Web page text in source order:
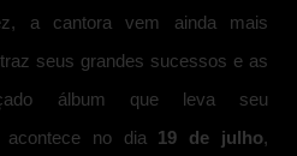
a cantora vem ainda mais
seus grandes sucessos e as
álbum que leva seu
no dia 19 de julho,